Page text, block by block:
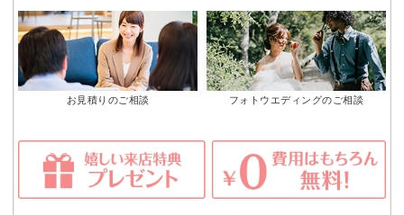
お見積りのご相談 フォトウエディングのご相談